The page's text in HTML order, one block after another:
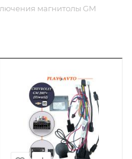
магнитолы GM